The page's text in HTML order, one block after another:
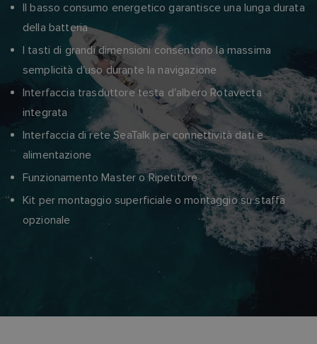
Il basso consumo energetico garantisce una lunga durata
della batteria
I tasti di grandi dimensioni consentono la massima
semplicità d'uso durante la navigazione
Interfaccia trasduttore testa d'albero Rotavecta
integrata
Interfaccia di rete SeaTalk per connettività dati e
alimentazione
Funzionamento Master o Ripetitore
Kit per montaggio superficiale o montaggio su staffa
opzionale